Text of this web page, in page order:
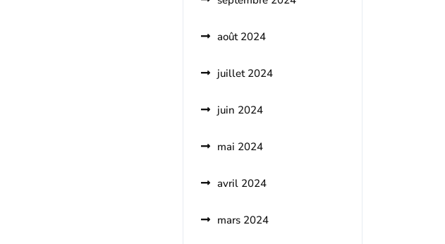
août 2024
juillet 2024
juin 2024
mai 2024
avril 2024
mars 2024